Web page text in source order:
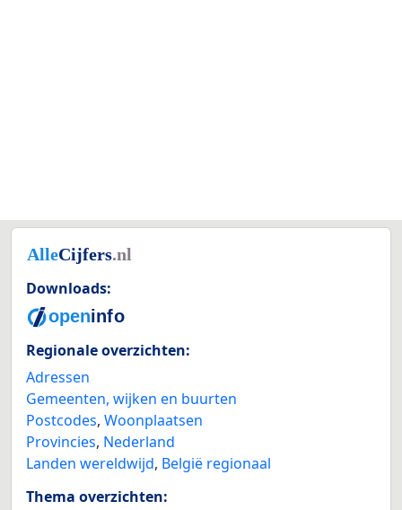
Downloads:
Regionale overzichten:
Adressen
Gemeenten, wijken en buurten
Postcodes, Woonplaatsen
Provincies, Nederland
Landen wereldwijd, België regionaal
Thema overzichten: